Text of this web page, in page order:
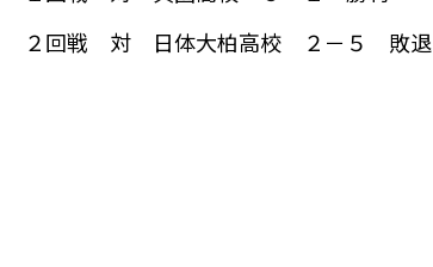
２回戦 対 日体大柏高校 ２－５ 敗退